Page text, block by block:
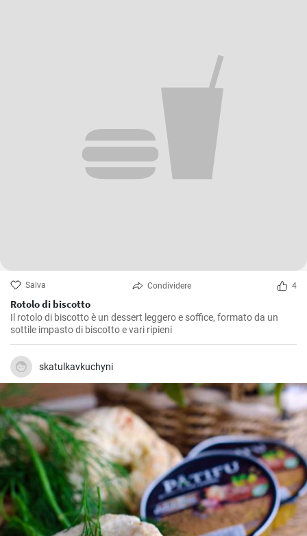
Salva Condividere 4
Rotolo di biscotto
Il rotolo di biscotto è un dessert leggero e soffice, formato da un
sottile impasto di biscotto e vari ripieni
skatulkavkuchyni